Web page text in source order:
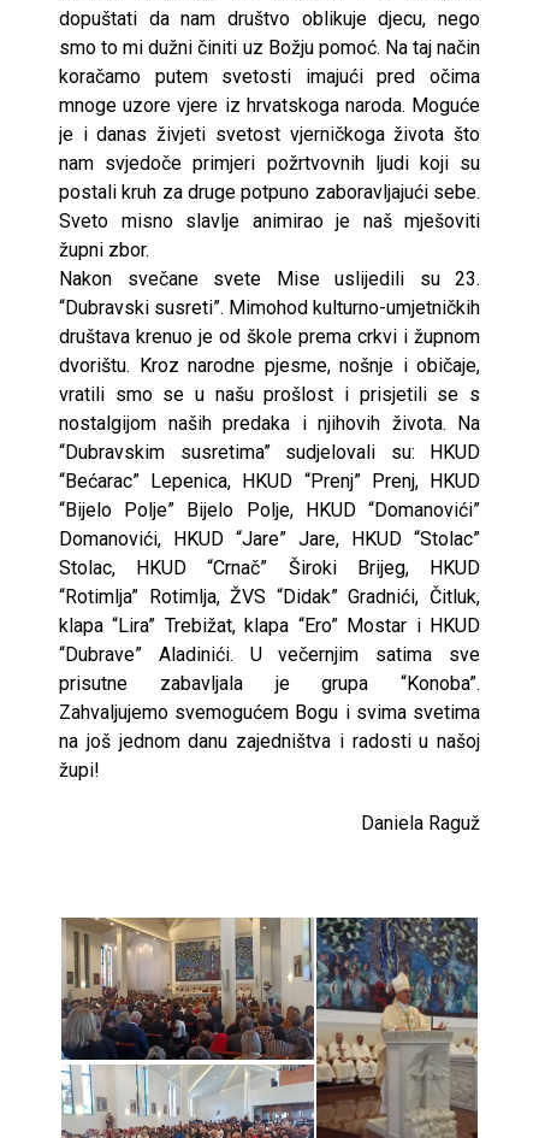
dopuštati da nam društvo oblikuje djecu, nego
smo to mi dužni činiti uz Božju pomoć. Na taj način
koračamo putem svetosti imajući pred očima
mnoge uzore vjere iz hrvatskoga naroda. Moguće
je i danas živjeti svetost vjerničkoga života što
nam svjedoče primjeri požrtvovnih ljudi koji su
postali kruh za druge potpuno zaboravljajući sebe.
Sveto misno slavlje animirao je naš mješoviti
župni zbor.
Nakon svečane svete Mise uslijedili su 23.
“Dubravski susreti”. Mimohod kulturno-umjetničkih
društava krenuo je od škole prema crkvi i župnom
dvorištu. Kroz narodne pjesme, nošnje i običaje,
vratili smo se u našu prošlost i prisjetili se s
nostalgijom naših predaka i njihovih života. Na
“Dubravskim susretima” sudjelovali su: HKUD
“Bećarac” Lepenica, HKUD “Prenj” Prenj, HKUD
“Bijelo Polje” Bijelo Polje, HKUD “Domanovići”
Domanovići, HKUD “Jare” Jare, HKUD “Stolac”
Stolac, HKUD “Crnač” Široki Brijeg, HKUD
“Rotimlja” Rotimlja, ŽVS “Didak” Gradnići, Čitluk,
klapa “Lira” Trebižat, klapa “Ero” Mostar i HKUD
“Dubrave” Aladinići. U večernjim satima sve
prisutne zabavljala je grupa “Konoba”.
Zahvaljujemo svemogućem Bogu i svima svetima
na još jednom danu zajedništva i radosti u našoj
župi!
Daniela Raguž